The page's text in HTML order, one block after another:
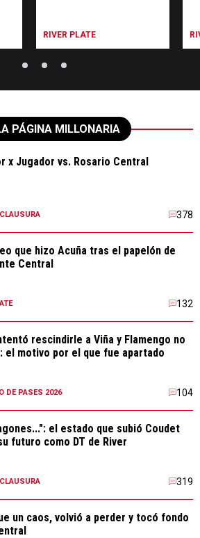
RIVER PLATE
PÁGINA MILLONARIA
x Jugador vs. Rosario Central
378
que hizo Acuña tras el papelón de
Central
132
rescindirle a Viña y Flamengo no
el motivo por el que fue apartado
DE PASES 2026 104
el estado que subió Coudet
futuro como DT de River
319
un caos, volvió a perder y tocó fondo